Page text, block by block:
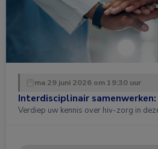
ma 29 juni 2026 om 19:30 uur
Interdisciplinair samenwerken:
Verdiep uw kennis over hiv-zorg in